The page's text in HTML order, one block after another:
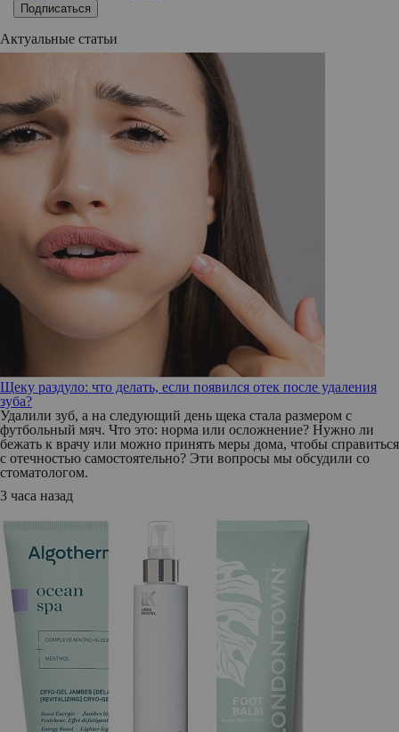
Подписаться
Актуальные статьи
Щеку раздуло: что делать, если появился отек после удаления
зуба?
Удалили зуб, а на следующий день щека стала размером с
футбольный мяч. Что это: норма или осложнение? Нужно ли
бежать к врачу или можно принять меры дома, чтобы справиться
с отечностью самостоятельно? Эти вопросы мы обсудили со
стоматологом.
3 часа назад